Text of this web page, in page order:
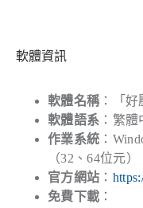
軟體資訊
軟體名稱：「好
軟體語系 ：繁
作業系統 ：
（32、64位元）
官方網站 ：
免費下載 ：